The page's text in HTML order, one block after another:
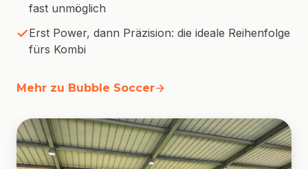
fast unmöglich
Erst Power, dann Präzision: die ideale Reihenfolge
fürs Kombi
Mehr zu Bubble Soccer